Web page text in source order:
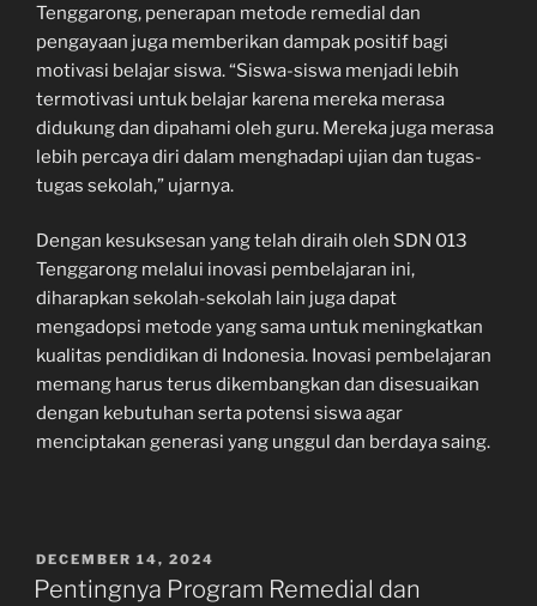
Tenggarong, penerapan metode remedial dan
pengayaan juga memberikan dampak positif bagi
motivasi belajar siswa. “Siswa-siswa menjadi lebih
termotivasi untuk belajar karena mereka merasa
didukung dan dipahami oleh guru. Mereka juga merasa
lebih percaya diri dalam menghadapi ujian dan tugas-
tugas sekolah,” ujarnya.
Dengan kesuksesan yang telah diraih oleh SDN 013
Tenggarong melalui inovasi pembelajaran ini,
diharapkan sekolah-sekolah lain juga dapat
mengadopsi metode yang sama untuk meningkatkan
kualitas pendidikan di Indonesia. Inovasi pembelajaran
memang harus terus dikembangkan dan disesuaikan
dengan kebutuhan serta potensi siswa agar
menciptakan generasi yang unggul dan berdaya saing.
POSTED
ON
DECEMBER 14, 2024
Pentingnya Program Remedial dan